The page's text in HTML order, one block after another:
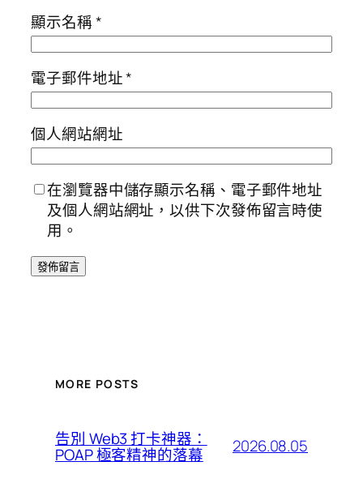
顯示名稱*
電子郵件地址*
個人網站網址
在瀏覽器中儲存顯示名稱、電子郵件地址
及個人網站網址，以供下次發佈留言時使
用。
MORE POSTS
告別 Web3 打卡神器：
POAP 極客精神的落幕 2026.08.05